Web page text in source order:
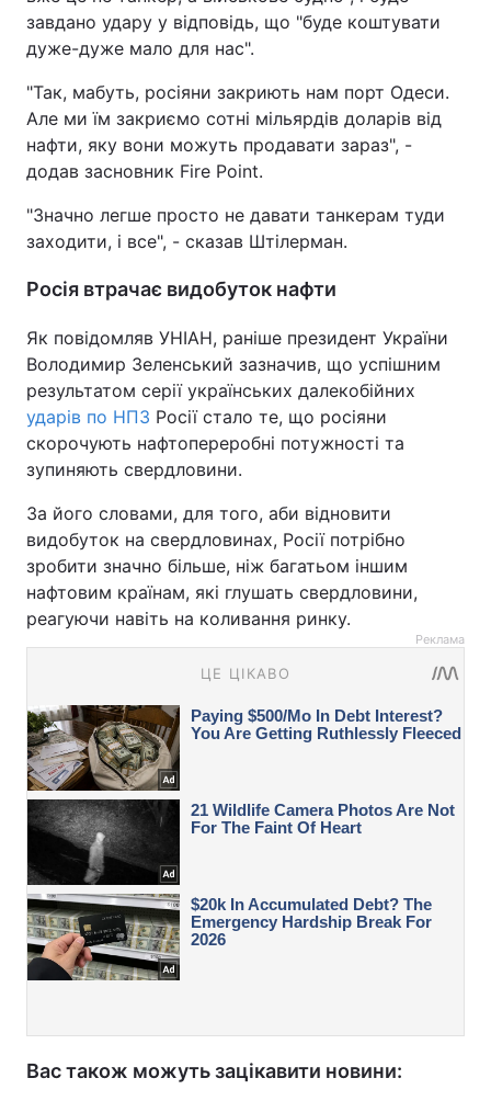
завдано удару у відповідь, що "буде коштувати
дуже-дуже мало для нас".
"Так, мабуть, росіяни закриють нам порт Одеси.
Але ми їм закриємо сотні мільярдів доларів від
нафти, яку вони можуть продавати зараз", -
додав засновник Fire Point.
"Значно легше просто не давати танкерам туди
заходити, і все", - сказав Штілерман.
Росія втрачає видобуток нафти
Як повідомляв УНІАН, раніше президент України
Володимир Зеленський зазначив, що успішним
результатом серії українських далекобійних
ударів по НПЗ Росії стало те, що росіяни
скорочують нафтопереробні потужності та
зупиняють свердловини.
За його словами, для того, аби відновити
видобуток на свердловинах, Росії потрібно
зробити значно більше, ніж багатьом іншим
нафтовим країнам, які глушать свердловини,
реагуючи навіть на коливання ринку.
Реклама
Вас також можуть зацікавити новини: